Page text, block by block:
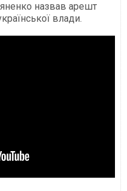
назвав арешт
влади.